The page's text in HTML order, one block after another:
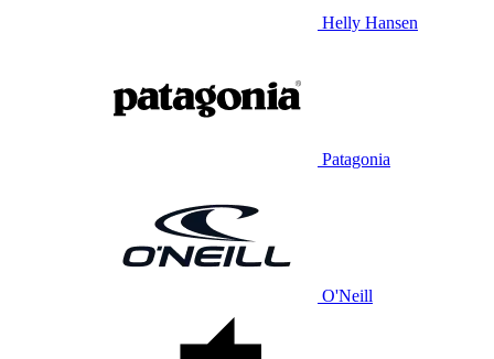
Helly Hansen
Patagonia
O'Neill